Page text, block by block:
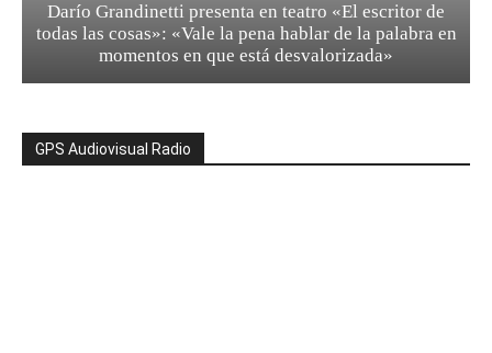
Darío Grandinetti presenta en teatro «El escritor de
todas las cosas»: «Vale la pena hablar de la palabra en
momentos en que está desvalorizada»
GPS Audiovisual Radio